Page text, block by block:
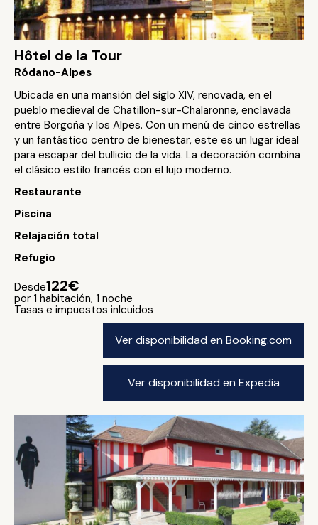
Hôtel de la Tour
Ródano-Alpes
Ubicada en una mansión del siglo XIV, renovada, en el
pueblo medieval de Chatillon-sur-Chalaronne, enclavada
entre Borgoña y los Alpes. Con un menú de cinco estrellas
y un fantástico centro de bienestar, este es un lugar ideal
para escapar del bullicio de la vida. La decoración combina
el clásico estilo francés con el lujo moderno.
Restaurante
Piscina
Relajación total
Refugio
Desde122€
por 1 habitación, 1 noche
Tasas e impuestos inlcuidos
Ver disponibilidad en Booking.com
Ver disponibilidad en Expedia